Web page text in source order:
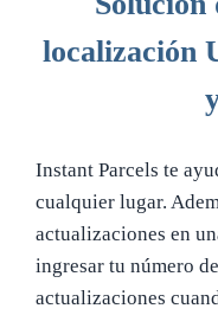
localización
Instant Parcels te
cualquier lugar.
actualizaciones en
ingresar tu número
actualizaciones